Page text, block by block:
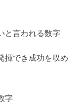
と言われる数字
揮でき成功を収め
字